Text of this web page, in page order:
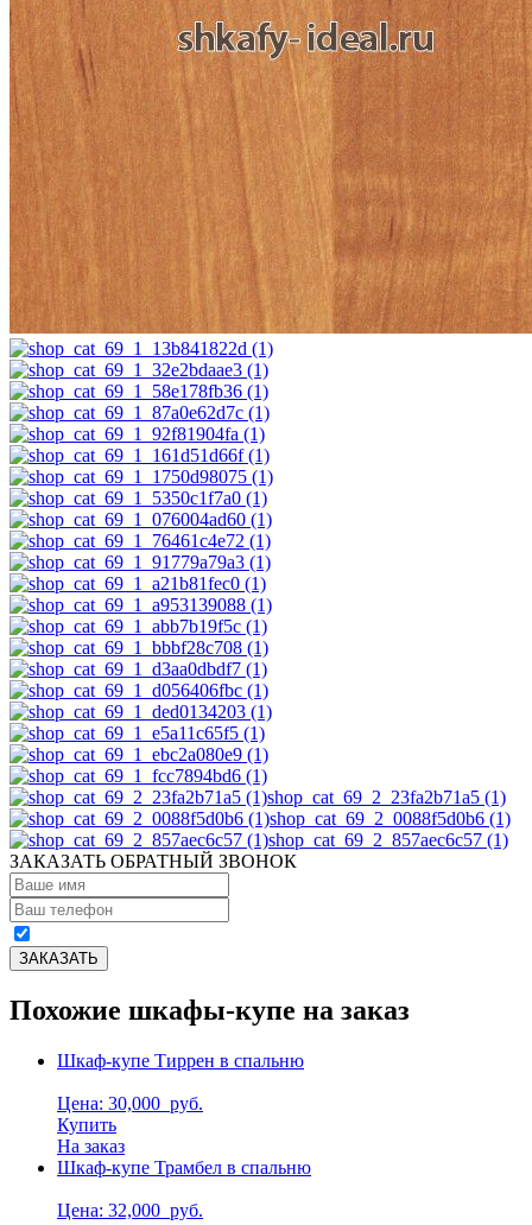
shop_cat_69_2_23fa2b71a5 (1)
shop_cat_69_2_0088f5d0b6 (1)
shop_cat_69_2_857aec6c57 (1)
ЗАКАЗАТЬ ОБРАТНЫЙ ЗВОНОК
Похожие шкафы-купе на заказ
Шкаф-купе Тиррен в спальню
Цена: 30,000 руб.
Купить
На заказ
Шкаф-купе Трамбел в спальню
Цена: 32,000 руб.